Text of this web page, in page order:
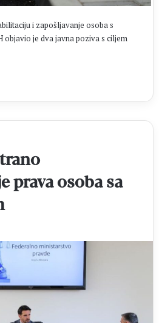
i zapošljavanje osoba s
objavio je dva javna poziva s ciljem
prava osoba sa